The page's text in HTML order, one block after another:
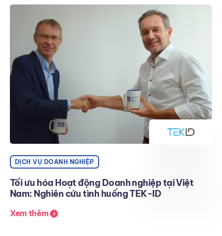
DỊCH VỤ DOANH NGHIỆP
Tối ưu hóa Hoạt động Doanh nghiệp tại Việt
Nam: Nghiên cứu tình huống TEK-ID
Xem thêm